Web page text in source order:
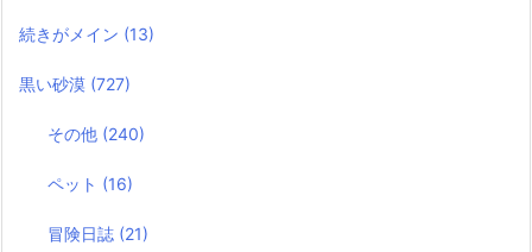
続きがメイン (13)
黒い砂漠 (727)
その他 (240)
ペット (16)
冒険日誌 (21)